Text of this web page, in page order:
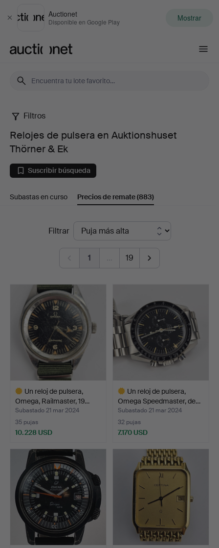
Cerrar
Auctionet
Disponible en Google Play Mostrar
Relojes
de
pulsera
en
Thörner
Filtros
Relojes de pulsera en Auktionshuset
Thörner & Ek
Suscribir búsqueda
Subastas en curso Precios de remate(883)
Filtrar
1 … 19
Un reloj de pulsera,
Omega, Railmaster, 19…
Subastado 21 mar 2024
35 pujas
10.228 USD
seleccionado
Un reloj de pulsera,
Omega Speedmaster, de…
Subastado 21 mar 2024
32 pujas
7.170 USD
seleccionado